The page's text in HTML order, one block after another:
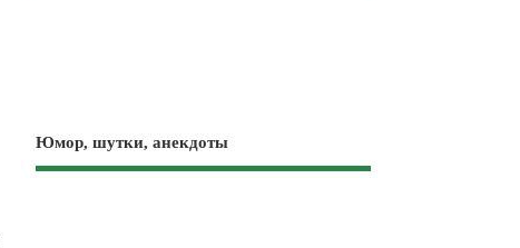
Юмор, шутки, анекдоты